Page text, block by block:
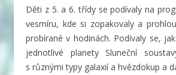
Děti z 5. a 6. třídy se podívaly na
vesmíru, kde si zopakovaly a
probírané v hodinách. Podívaly se,
jednotlivé planety Sluneční
s různými typy galaxií a hvězdokup a